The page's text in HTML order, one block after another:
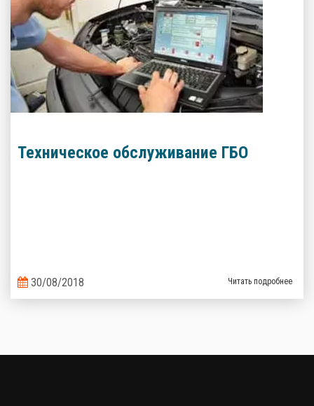
Техническое обслуживание ГБО
30/08/2018 Читать подробнее